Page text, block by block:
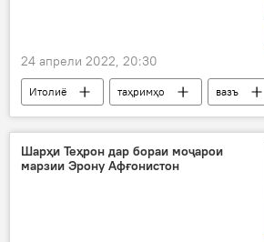
24 апрели 2022, 20:30
Итолиё таҳримҳо
вазъ
Иқтисод
Дар Русия
Аврупо
Дар ҷаҳон
Украина
Шарҳи Теҳрон дар бораи моҷарои
марзии Эрону Афғонистон